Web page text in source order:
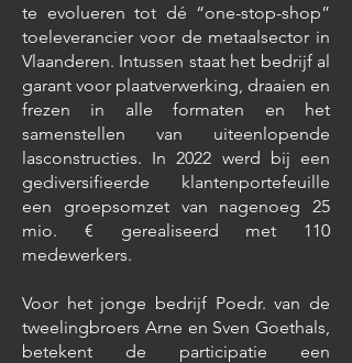
te evolueren tot dé “one-stop-shop”
toeleverancier voor de metaalsector in
Vlaanderen. Intussen staat het bedrijf al
garant voor plaatverwerking, draaien en
frezen in alle formaten en het
samenstellen van uiteenlopende
lasconstructies. In 2022 werd bij een
gediversifieerde klantenportefeuille
een groepsomzet van nagenoeg 25
mio. € gerealiseerd met 110
medewerkers.
Voor het jonge bedrijf Poedr. van de
tweelingbroers Arne en Sven Goethals,
betekent de participatie een